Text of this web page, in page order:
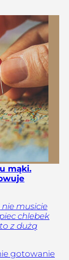
mąki.
nie musicie
chlebek
z dużą
gotowanie